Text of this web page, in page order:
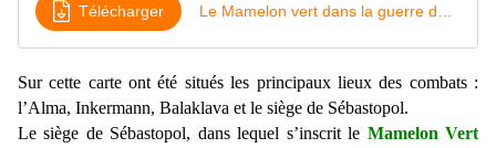
Télécharger
Sur cette carte ont été situés les principaux lieux des combats :
l’Alma, Inkermann, Balaklava et le siège de Sébastopol.
Le siège de Sébastopol, dans lequel s’inscrit le Mamelon Vert